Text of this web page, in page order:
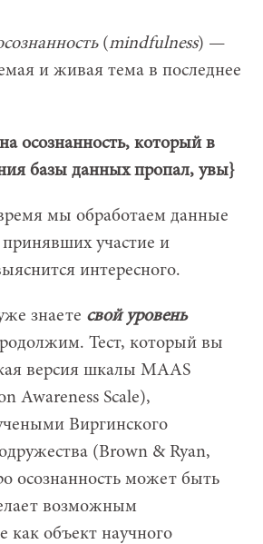
(mindfulness) —
и живая тема в последнее
осознанность, который в
базы данных пропал, увы}
мы обработаем данные
принявших участие и
интересного.
знаете свой уровень
Тест, который вы
версия шкалы MAAS
Awareness Scale),
Виргинского
(Brown & Ryan,
осознанность может быть
возможным
как объект научного